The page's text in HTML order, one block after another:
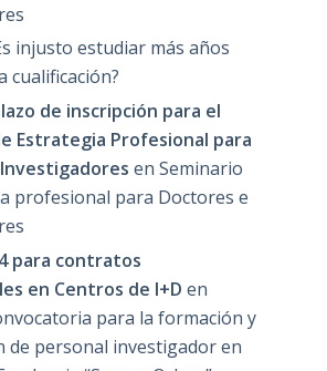
injusto estudiar más años
cualificación?
de inscripción para el
Estrategia Profesional para
en Seminario
profesional para Doctores e
para contratos
en Centros de I+D en
para la formación y
de personal investigador en